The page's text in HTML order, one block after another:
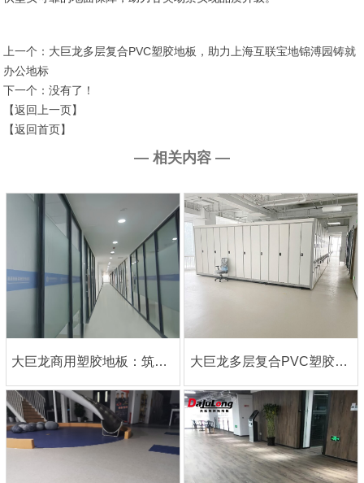
上一个： 大巨龙多层复合PVC塑胶地板，助力上海互联宝地锦溥园铸就
办公地标
下一个：没有了！
【返回上一页】
【返回首页】
— 相关内容 —
大巨龙商用塑胶地板：筑牢清源创新实验室的科研地面基石 大巨龙多层复合PVC塑胶地板，助力上海互联宝地锦溥园铸就办公地标